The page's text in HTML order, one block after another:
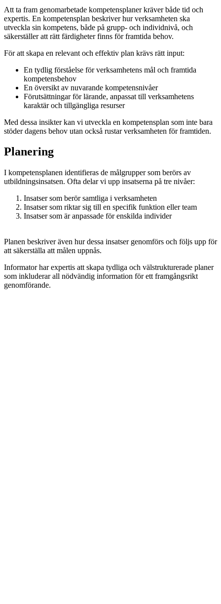
Att ta fram genomarbetade kompetensplaner kräver både tid och
expertis. En kompetensplan beskriver hur verksamheten ska
utveckla sin kompetens, både på grupp- och individnivå, och
säkerställer att rätt färdigheter finns för framtida behov.
För att skapa en relevant och effektiv plan krävs rätt input:
En tydlig förståelse för verksamhetens mål och framtida
kompetensbehov
En översikt av nuvarande kompetensnivåer
Förutsättningar för lärande, anpassat till verksamhetens
karaktär och tillgängliga resurser
Med dessa insikter kan vi utveckla en kompetensplan som inte bara
stöder dagens behov utan också rustar verksamheten för framtiden.
Planering
I kompetensplanen identifieras de målgrupper som berörs av
utbildningsinsatsen. Ofta delar vi upp insatserna på tre nivåer:
Insatser som berör samtliga i verksamheten
Insatser som riktar sig till en specifik funktion eller team
Insatser som är anpassade för enskilda individer
Planen beskriver även hur dessa insatser genomförs och följs upp för
att säkerställa att målen uppnås.
Informator har expertis att skapa tydliga och välstrukturerade planer
som inkluderar all nödvändig information för ett framgångsrikt
genomförande.